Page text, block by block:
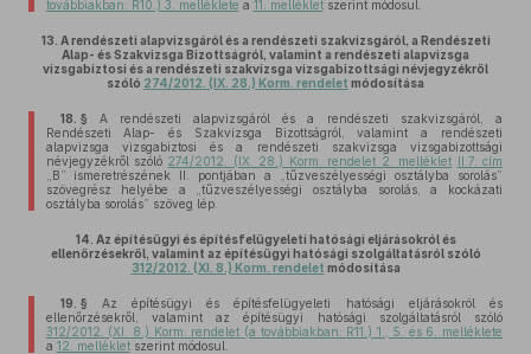
továbbiakban: R10.) 3. melléklete a 11. mellékletszerint módosul.
13. A rendészeti alapvizsgáról és a rendészeti szakvizsgáról, a Rendészeti
Alap- és Szakvizsga Bizottságról, valamint a rendészeti alapvizsga
vizsgabiztosi és a rendészeti szakvizsga vizsgabizottsági névjegyzékről
szóló 274/2012. (IX. 28.) Korm. rendelet módosítása
18. § A rendészeti alapvizsgáról és a rendészeti szakvizsgáról, a
Rendészeti Alap- és Szakvizsga Bizottságról, valamint a rendészeti
alapvizsga vizsgabiztosi és a rendészeti szakvizsga vizsgabizottsági
névjegyzékről szóló 274/2012. (IX. 28.) Korm. rendelet 2. melléklet II.7. cím
„B” ismeretrészének II. pontjában a „tűzveszélyességi osztályba sorolás”
szövegrész helyébe a „tűzveszélyességi osztályba sorolás, a kockázati
osztályba sorolás” szöveg lép.
14. Az építésügyi és építésfelügyeleti hatósági eljárásokról és
ellenőrzésekről, valamint az építésügyi hatósági szolgáltatásról szóló
312/2012. (XI. 8.) Korm. rendelet módosítása
19. § Az építésügyi és építésfelügyeleti hatósági eljárásokról és
ellenőrzésekről, valamint az építésügyi hatósági szolgáltatásról szóló
312/2012. (XI. 8.) Korm. rendelet (a továbbiakban: R11.) 1., 5. és 6. melléklete
a 12. mellékletszerint módosul.